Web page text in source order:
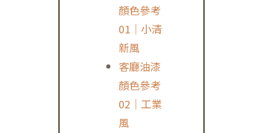
顏色參考
01｜小清
新風
客廳油漆
顏色參考
02｜工業
風